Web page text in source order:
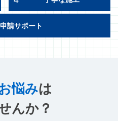
請サポート
悩みは
んか？